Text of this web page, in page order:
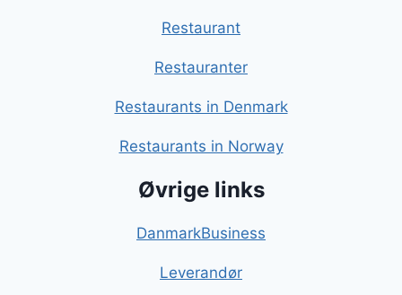
Restaurant
Restauranter
Restaurants in Denmark
Restaurants in Norway
Øvrige links
DanmarkBusiness
Leverandør